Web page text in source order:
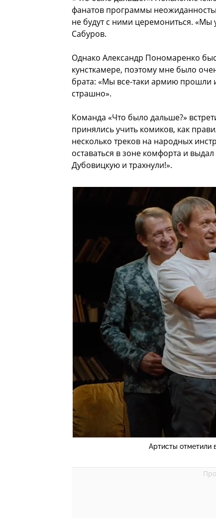
фанатов программы
не будут с ними церемониться.
Сабуров.
Однако Александр Пономаренко
кунсткамере, поэтому мне было
брата: «Мы все-таки армию прошли
страшно».
Команда «Что было дальше?»
принялись учить комиков, как
несколько треков на народных
оставаться в зоне комфорта и
Дубовицкую и трахнули!».
Артисты отметили